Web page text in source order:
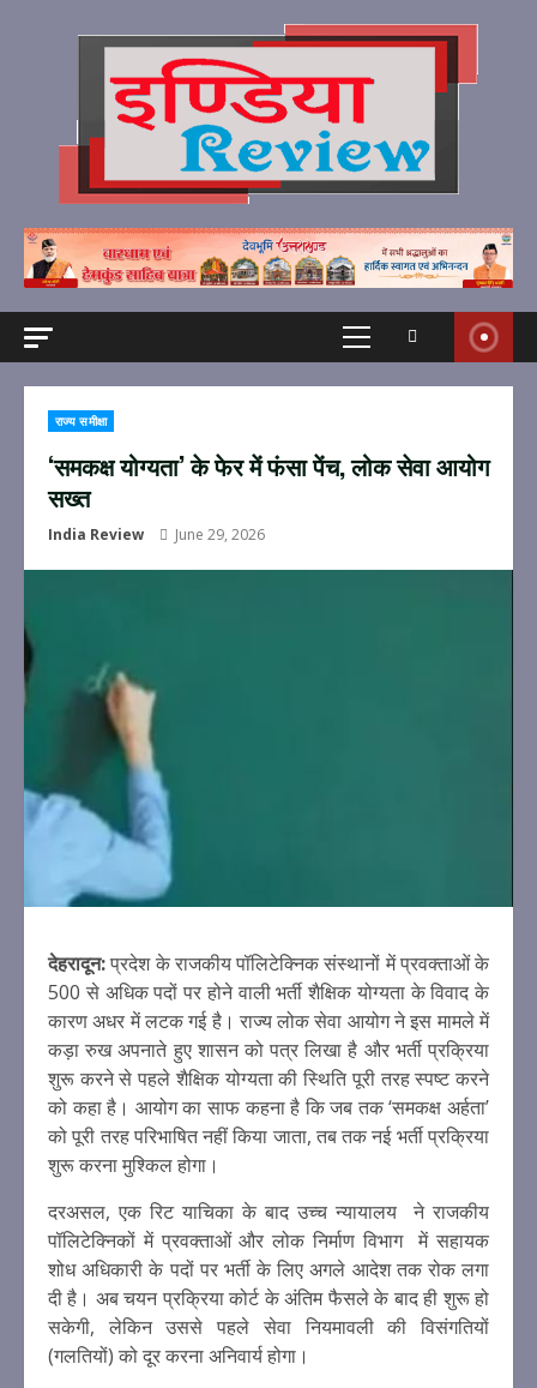
Primary
राज्य समीक्षा
‘समकक्ष योग्यता’ के फेर में फंसा पेंच, लोक सेवा आयोग
सख्त
India Review June 29, 2026
देहरादून:प्रदेश के राजकीय पॉलिटेक्निक संस्थानों में प्रवक्ताओं के
500 से अधिक पदों पर होने वाली भर्ती शैक्षिक योग्यता के विवाद के
कारण अधर में लटक गई है। राज्य लोक सेवा आयोग ने इस मामले में
कड़ा रुख अपनाते हुए शासन को पत्र लिखा है और भर्ती प्रक्रिया
शुरू करने से पहले शैक्षिक योग्यता की स्थिति पूरी तरह स्पष्ट करने
को कहा है। आयोग का साफ कहना है कि जब तक ‘समकक्ष अर्हता’
को पूरी तरह परिभाषित नहीं किया जाता, तब तक नई भर्ती प्रक्रिया
शुरू करना मुश्किल होगा।
दरअसल, एक रिट याचिका के बाद उच्च न्यायालय ने राजकीय
पॉलिटेक्निकों में प्रवक्ताओं और लोक निर्माण विभाग में सहायक
शोध अधिकारी के पदों पर भर्ती के लिए अगले आदेश तक रोक लगा
दी है। अब चयन प्रक्रिया कोर्ट के अंतिम फैसले के बाद ही शुरू हो
सकेगी, लेकिन उससे पहले सेवा नियमावली की विसंगतियों
(गलतियों) को दूर करना अनिवार्य होगा।